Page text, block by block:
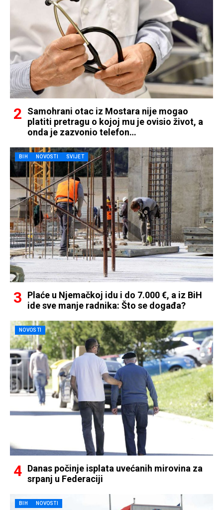
Samohrani otac iz Mostara nije mogao
platiti pretragu o kojoj mu je ovisio život, a
onda je zazvonio telefon…
BIH NOVOSTI SVIJET
Plaće u Njemačkoj idu i do 7.000 €, a iz BiH
ide sve manje radnika: Što se događa?
NOVOSTI
Danas počinje isplata uvećanih mirovina za
srpanj u Federaciji
BIH NOVOSTI